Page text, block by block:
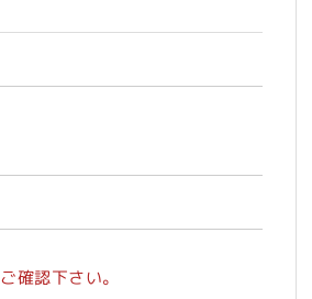
確認下さい。